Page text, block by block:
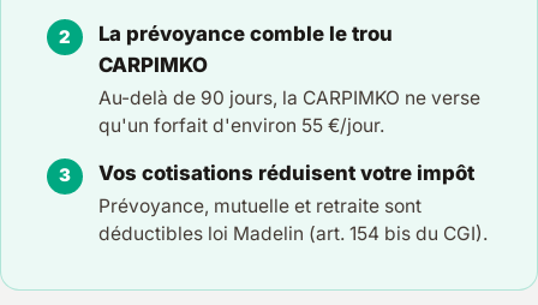
La prévoyance comble le trou
CARPIMKO
Au-delà de 90 jours, la CARPIMKO ne verse
qu'un forfait d'environ 55 €/jour.
Vos cotisations réduisent votre impôt
Prévoyance, mutuelle et retraite sont
déductibles loi Madelin (art. 154 bis du CGI).